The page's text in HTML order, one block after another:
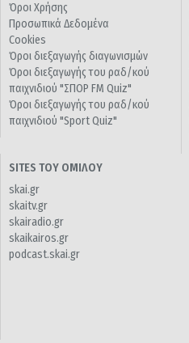
Όροι Χρήσης
Προσωπικά Δεδομένα
Cookies
Όροι διεξαγωγής διαγωνισμών
Όροι διεξαγωγής του ραδ/κού
παιχνιδιού "ΣΠΟΡ FM Quiz"
Όροι διεξαγωγής του ραδ/κού
παιχνιδιού "Sport Quiz"
SITES ΤΟΥ ΟΜΙΛΟΥ
skai.gr
skaitv.gr
skairadio.gr
skaikairos.gr
podcast.skai.gr